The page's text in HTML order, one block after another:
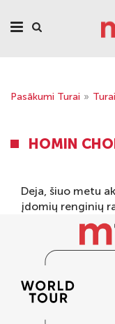
Pasākumi Turai » Turai
HOMIN
Deja, šiuo metu
įdomių renginių